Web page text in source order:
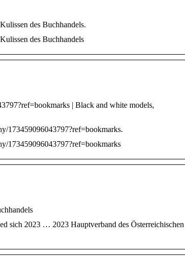
des Buchhandels.
des Buchhandels
| Black and white models,
173459096043797?ref=bookmarks.
173459096043797?ref=bookmarks
sich 2023 … 2023 Hauptverband des Österreichischen